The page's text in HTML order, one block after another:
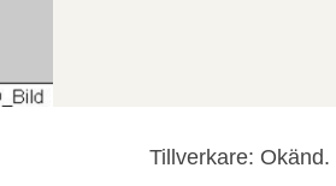
Tillverkare: Okänd.